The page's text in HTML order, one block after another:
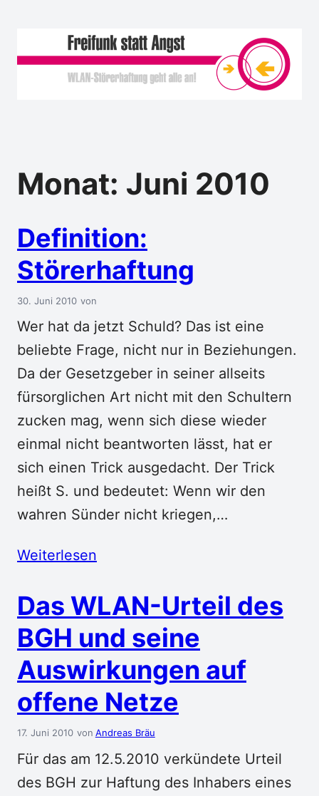
Monat: Juni 2010
Definition:
Störerhaftung
30. Juni 2010
Wer hat da jetzt Schuld? Das ist eine
beliebte Frage, nicht nur in Beziehungen.
Da der Gesetzgeber in seiner allseits
fürsorglichen Art nicht mit den Schultern
zucken mag, wenn sich diese wieder
einmal nicht beantworten lässt, hat er
sich einen Trick ausgedacht. Der Trick
heißt S. und bedeutet: Wenn wir den
wahren Sünder nicht kriegen,…
Weiterlesen
Das WLAN-Urteil des
BGH und seine
Auswirkungen auf
offene Netze
17. Juni 2010 Andreas Bräu
Für das am 12.5.2010 verkündete Urteil
des BGH zur Haftung des Inhabers eines